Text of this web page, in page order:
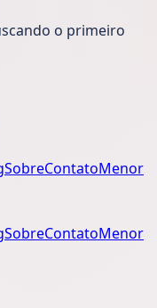
o primeiro
SobreContatoMenor
SobreContatoMenor